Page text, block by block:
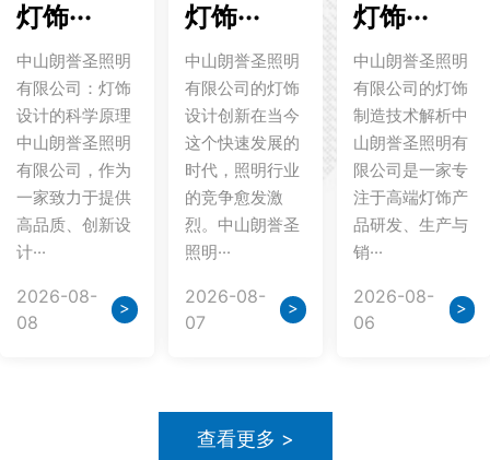
灯饰···
中山朗誉圣照明
有限公司：灯饰
设计的科学原理
中山朗誉圣照明
有限公司，作为
一家致力于提供
高品质、创新设
计···
2026-08-
08
>
灯饰···
中山朗誉圣照明
有限公司的灯饰
设计创新在当今
这个快速发展的
时代，照明行业
的竞争愈发激
烈。中山朗誉圣
照明···
2026-08-
07
>
灯饰···
中山朗誉圣照明
有限公司的灯饰
制造技术解析中
山朗誉圣照明有
限公司是一家专
注于高端灯饰产
品研发、生产与
销···
2026-08-
06
>
查看更多 >